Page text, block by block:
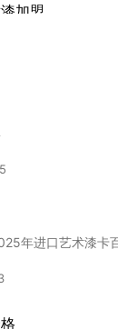
加盟
洲艺术漆代理避坑
年进口艺术漆卡